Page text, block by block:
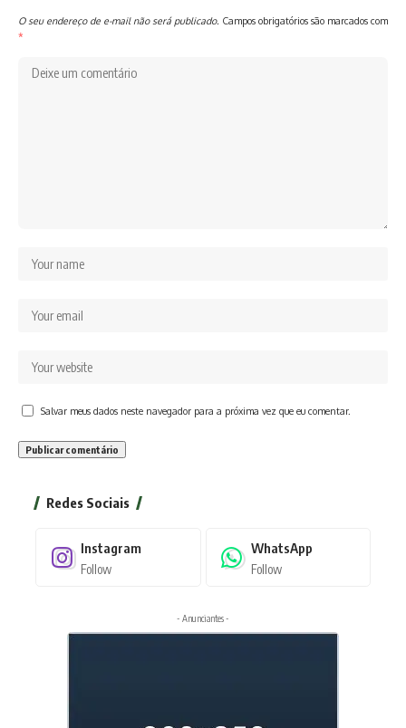
O seu endereço de e-mail não será publicado. Campos obrigatórios são marcados com
*
Salvar meus dados neste navegador para a próxima vez que eu comentar.
Redes Sociais
Instagram
Follow
WhatsApp
Follow
- Anunciantes -